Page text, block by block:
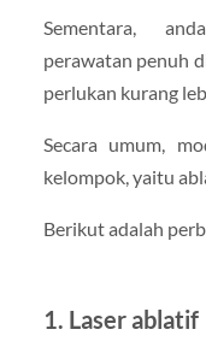
Sementara,
perawatan penuh
perlukan kurang
Secara umum,
kelompok, yaitu
Berikut adalah
1. Laser ablatif